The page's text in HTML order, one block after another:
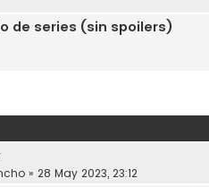
de series (sin spoilers)
» 28 May 2023, 23:12